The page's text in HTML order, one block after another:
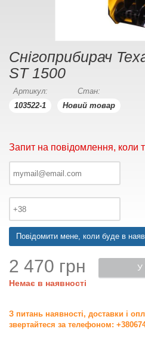
Снігоприбирач
ST 1500
Артикул:
103522-1
Стан:
Новий товар
Запит на повідомлення, коли
Повідомити мене, коли буде в
2 470 грн
Немає в наявності
У
З питань наявності, доставки і
звертайтеся за телефоном: